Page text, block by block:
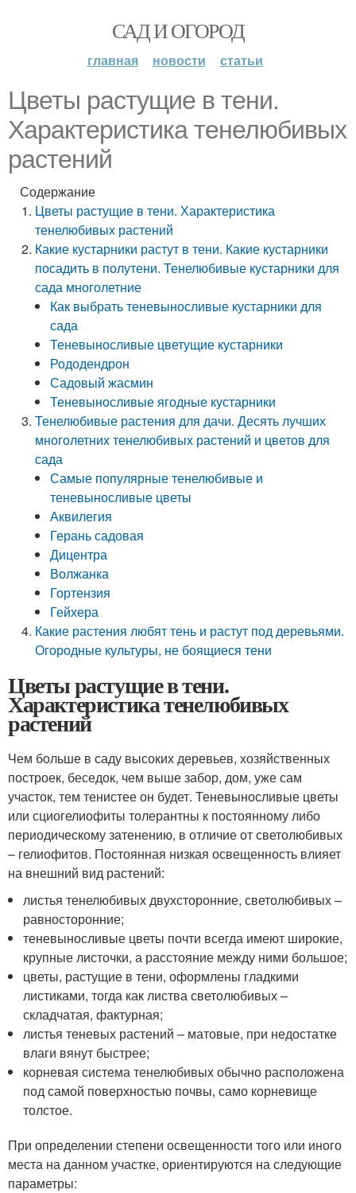
САД И ОГОРОД
главная новости статьи
Цветы растущие в тени.
Характеристика тенелюбивых
растений
Содержание
Цветы растущие в тени. Характеристика
тенелюбивых растений
Какие кустарники растут в тени. Какие кустарники
посадить в полутени. Тенелюбивые кустарники для
сада многолетние
Как выбрать теневыносливые кустарники для
сада
Теневыносливые цветущие кустарники
Рододендрон
Садовый жасмин
Теневыносливые ягодные кустарники
Тенелюбивые растения для дачи. Десять лучших
многолетних тенелюбивых растений и цветов для
сада
Самые популярные тенелюбивые и
теневыносливые цветы
Аквилегия
Герань садовая
Дицентра
Волжанка
Гортензия
Гейхера
Какие растения любят тень и растут под деревьями.
Огородные культуры, не боящиеся тени
Цветы растущие в тени.
Характеристика тенелюбивых
растений
Чем больше в саду высоких деревьев, хозяйственных
построек, беседок, чем выше забор, дом, уже сам
участок, тем тенистее он будет. Теневыносливые цветы
или сциогелиофиты толерантны к постоянному либо
периодическому затенению, в отличие от светолюбивых
– гелиофитов. Постоянная низкая освещенность влияет
на внешний вид растений:
листья тенелюбивых двухсторонние, светолюбивых –
равносторонние;
теневыносливые цветы почти всегда имеют широкие,
крупные листочки, а расстояние между ними большое;
цветы, растущие в тени, оформлены гладкими
листиками, тогда как листва светолюбивых –
складчатая, фактурная;
листья теневых растений – матовые, при недостатке
влаги вянут быстрее;
корневая система тенелюбивых обычно расположена
под самой поверхностью почвы, само корневище
толстое.
При определении степени освещенности того или иного
места на данном участке, ориентируются на следующие
параметры: